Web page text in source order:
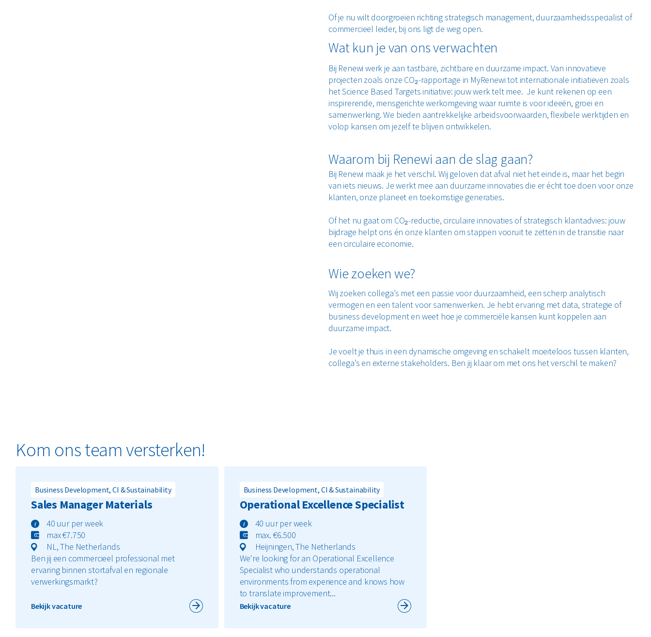
Of je nu wilt doorgroeien richting strategisch management, duurzaamheidsspecialist of
commercieel leider, bij ons ligt de weg open.
Wat kun je van ons verwachten
Bij Renewi werk je aan tastbare, zichtbare en duurzame impact. Van innovatieve
projecten zoals onze CO₂-rapportage in MyRenewi tot internationale initiatieven zoals
het Science Based Targets initiative: jouw werk telt mee. Je kunt rekenen op een
inspirerende, mensgerichte werkomgeving waar ruimte is voor ideeën, groei en
samenwerking. We bieden aantrekkelijke arbeidsvoorwaarden, flexibele werktijden en
volop kansen om jezelf te blijven ontwikkelen.
Waarom bij Renewi aan de slag gaan?
Bij Renewi maak je het verschil. Wij geloven dat afval niet het einde is, maar het begin
van iets nieuws. Je werkt mee aan duurzame innovaties die er écht toe doen voor onze
klanten, onze planeet en toekomstige generaties.
Of het nu gaat om CO₂-reductie, circulaire innovaties of strategisch klantadvies: jouw
bijdrage helpt ons én onze klanten om stappen vooruit te zetten in de transitie naar
een circulaire economie.
Wie zoeken we?
Wij zoeken collega’s met een passie voor duurzaamheid, een scherp analytisch
vermogen en een talent voor samenwerken. Je hebt ervaring met data, strategie of
business development en weet hoe je commerciële kansen kunt koppelen aan
duurzame impact.
Je voelt je thuis in een dynamische omgeving en schakelt moeiteloos tussen klanten,
collega’s en externe stakeholders. Ben jij klaar om met ons het verschil te maken?
Kom ons team versterken!
Business Development, CI & Sustainability
Sales Manager Materials
40 uur per week
max €7.750
NL, The Netherlands
Ben jij een commercieel professional met
ervaring binnen stortafval en regionale
verwerkingsmarkt?
Bekijk vacature
Business Development, CI & Sustainability
Operational Excellence Specialist
40 uur per week
max. €6.500
Heijningen, The Netherlands
We're looking for an Operational Excellence
Specialist who understands operational
environments from experience and knows how
to translate improvement...
Bekijk vacature